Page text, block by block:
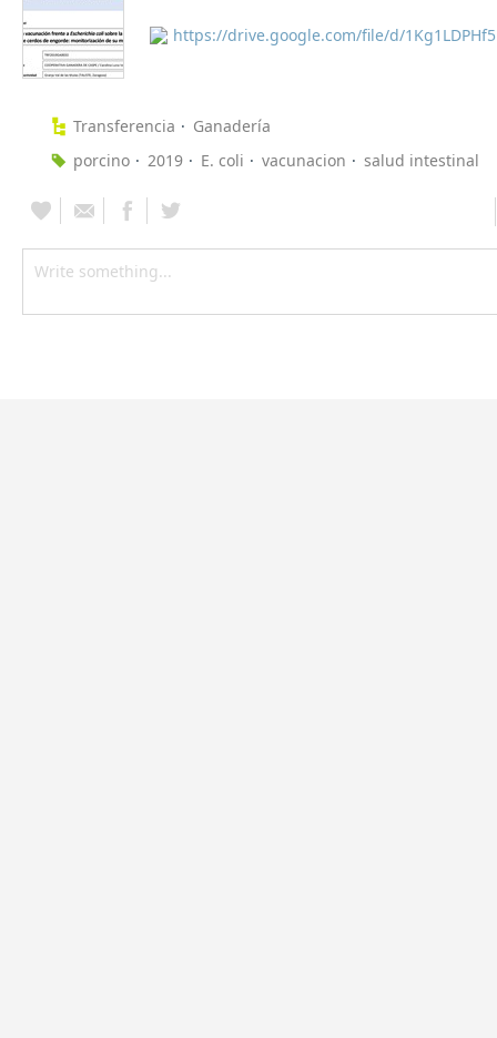
Transferencia
Ganadería
porcino
2019 E. coli vacunacion salud intestinal